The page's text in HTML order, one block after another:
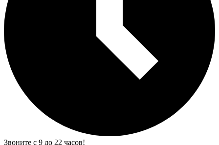
Звоните с 9 до 22 часов!